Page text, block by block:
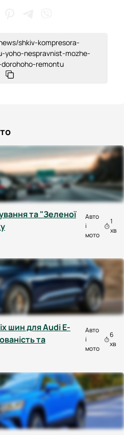
shkiv-kompresora-
yoho-nespravnist-mozhe-
remontu
та "Зеленої
Авто
і
мото
1
хв
шин для Audi E-
та
Авто
і
мото
6
хв